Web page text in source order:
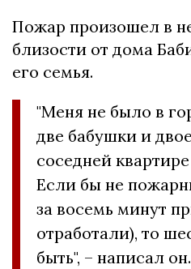
Пожар произошел в
близости от дома
его семья.
"Меня не было в
две бабушки и
соседней
Если бы не
за восемь минут
отработали), то
быть", – написал он.